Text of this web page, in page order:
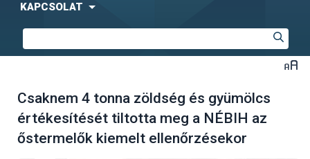
KAPCSOLAT
Csaknem 4 tonna zöldség és gyümölcs
értékesítését tiltotta meg a NÉBIH az
őstermelők kiemelt ellenőrzésekor